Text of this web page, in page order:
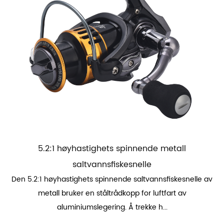
5.2:1 høyhastighets spinnende metall
saltvannsfiskesnelle
Den 5.2:1 høyhastighets spinnende saltvannsfiskesnelle av
metall bruker en ståltrådkopp for luftfart av
aluminiumslegering. Å trekke h...